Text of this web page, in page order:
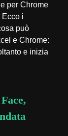
per Chrome
Ecco i
può
e Chrome:
e inizia